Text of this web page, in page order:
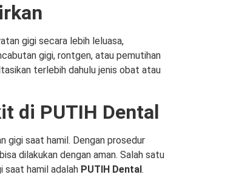
gigi secara lebih leluasa,
gigi, rontgen, atau pemutihan
terlebih dahulu jenis obat atau
di PUTIH Dental
gigi saat hamil. Dengan prosedur
dilakukan dengan aman. Salah satu
saat hamil adalah PUTIH Dental.